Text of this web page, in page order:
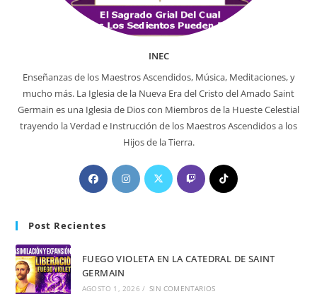
INEC
Enseñanzas de los Maestros Ascendidos, Música, Meditaciones, y
mucho más. La Iglesia de la Nueva Era del Cristo del Amado Saint
Germain es una Iglesia de Dios con Miembros de la Hueste Celestial
trayendo la Verdad e Instrucción de los Maestros Ascendidos a los
Hijos de la Tierra.
Post Recientes
FUEGO VIOLETA EN LA CATEDRAL DE SAINT
GERMAIN
AGOSTO 1, 2026 / SIN COMENTARIOS